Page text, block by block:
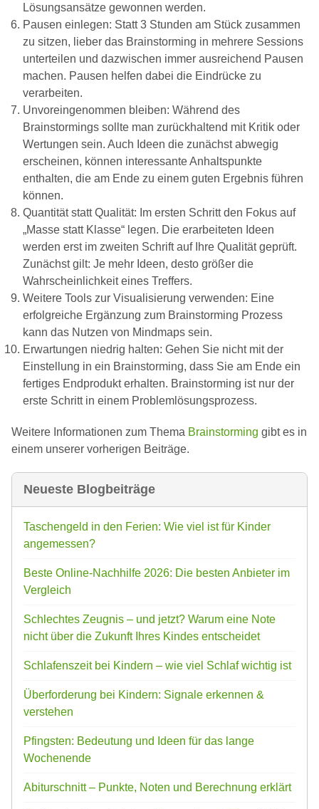
Lösungsansätze gewonnen werden.
Pausen einlegen: Statt 3 Stunden am Stück zusammen
zu sitzen, lieber das Brainstorming in mehrere Sessions
unterteilen und dazwischen immer ausreichend Pausen
machen. Pausen helfen dabei die Eindrücke zu
verarbeiten.
Unvoreingenommen bleiben: Während des
Brainstormings sollte man zurückhaltend mit Kritik oder
Wertungen sein. Auch Ideen die zunächst abwegig
erscheinen, können interessante Anhaltspunkte
enthalten, die am Ende zu einem guten Ergebnis führen
können.
Quantität statt Qualität: Im ersten Schritt den Fokus auf
„Masse statt Klasse“ legen. Die erarbeiteten Ideen
werden erst im zweiten Schrift auf Ihre Qualität geprüft.
Zunächst gilt: Je mehr Ideen, desto größer die
Wahrscheinlichkeit eines Treffers.
Weitere Tools zur Visualisierung verwenden: Eine
erfolgreiche Ergänzung zum Brainstorming Prozess
kann das Nutzen von Mindmaps sein.
Erwartungen niedrig halten: Gehen Sie nicht mit der
Einstellung in ein Brainstorming, dass Sie am Ende ein
fertiges Endprodukt erhalten. Brainstorming ist nur der
erste Schritt in einem Problemlösungsprozess.
Weitere Informationen zum Thema Brainstorming gibt es in
einem unserer vorherigen Beiträge.
Neueste Blogbeiträge
Taschengeld in den Ferien: Wie viel ist für Kinder
angemessen?
Beste Online-Nachhilfe 2026: Die besten Anbieter im
Vergleich
Schlechtes Zeugnis – und jetzt? Warum eine Note
nicht über die Zukunft Ihres Kindes entscheidet
Schlafenszeit bei Kindern – wie viel Schlaf wichtig ist
Überforderung bei Kindern: Signale erkennen &
verstehen
Pfingsten: Bedeutung und Ideen für das lange
Wochenende
Abiturschnitt – Punkte, Noten und Berechnung erklärt